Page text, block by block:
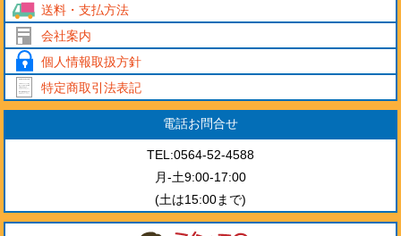
送料・支払方法
会社案内
個人情報取扱方針
特定商取引法表記
電話お問合せ
TEL:0564-52-4588
月-土9:00-17:00
(土は15:00まで)